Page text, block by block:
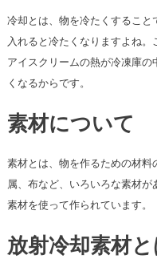
冷却とは、物を冷たくするこ
入れると冷たくなりますよね。
アイスクリームの熱が冷凍庫
くなるからです。
素材について
素材とは、物を作るための材
属、布など、いろいろな素材
素材を使って作られています。
放射冷却素材と